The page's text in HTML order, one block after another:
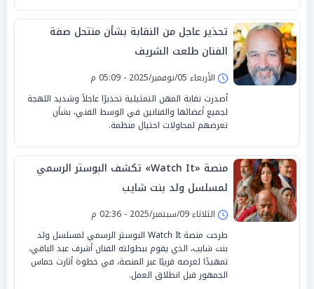
تحذير عاجل من النقابة بشأن منتحل صفة
الفنان طلعت الشريف
الأربعاء 05/نوفمبر/2025 - 05:09 م
أصدرت نقابة المهن التمثيلية تحذيرًا عاجلاً وشديد اللهجة
لجميع أعضائها والفنانين في الوسط الفني، بشأن
تعرضهم لمحاولات احتيال منظمة.
منصة «Watch It» تكشف البوستر الرسمي
لمسلسل ولد بنت شايب
الثلاثاء 09/سبتمبر/2025 - 02:36 م
طرحت منصة Watch It البوستر الرسمي لمسلسل ولد
بنت شايب، الذي يقوم ببطولته الفنان أشرف عبد الباقي،
تمهيدًا لعرضه قريبًا عبر المنصة، في خطوة أثارت حماس
الجمهور قبل انطلاق العمل.